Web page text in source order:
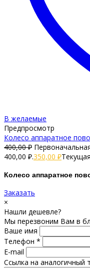
В желаемые
Предпросмотр
Колесо аппаратное
400,00₽
400,00 ₽.350,00 ₽
Колесо аппаратное
Заказать
×
Нашли дешевле?
Мы перезвоним Вам в
Ваше имя
Телефон *
E-mail
Ссылка на аналогичный